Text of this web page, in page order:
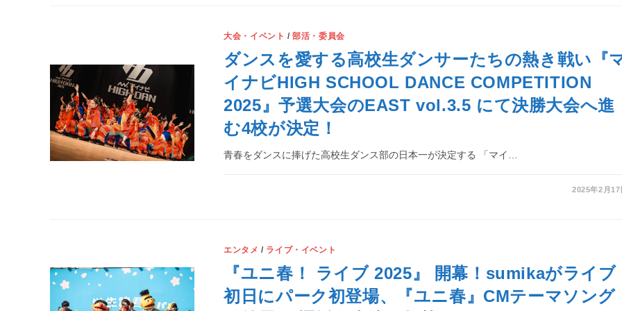
大会・イベント /部活・委員会
ダンスを愛する高校生ダンサーたちの熱き戦い『
イナビHIGH SCHOOL DANCE COMPETITION
2025』予選大会のEAST vol.3.5 にて決勝大会へ進
む4校が決定！
青春をダンスに捧げた高校生ダンス部の日本一が決定する 「マイ…
2025年2月17
エンタメ / ライブ・イベント
『ユニ春！ ライブ 2025』 開幕！sumikaがライブ
初日にパーク初登場、『ユニ春』CMテーマソング